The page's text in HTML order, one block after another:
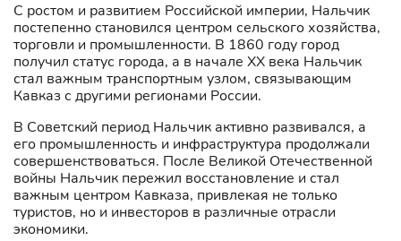
С ростом и развитием Российской империи, Нальчик
постепенно становился центром сельского хозяйства,
торговли и промышленности. В 1860 году город
получил статус города, а в начале XX века Нальчик
стал важным транспортным узлом, связывающим
Кавказ с другими регионами России.
В Советский период Нальчик активно развивался, а
его промышленность и инфраструктура продолжали
совершенствоваться. После Великой Отечественной
войны Нальчик пережил восстановление и стал
важным центром Кавказа, привлекая не только
туристов, но и инвесторов в различные отрасли
экономики.